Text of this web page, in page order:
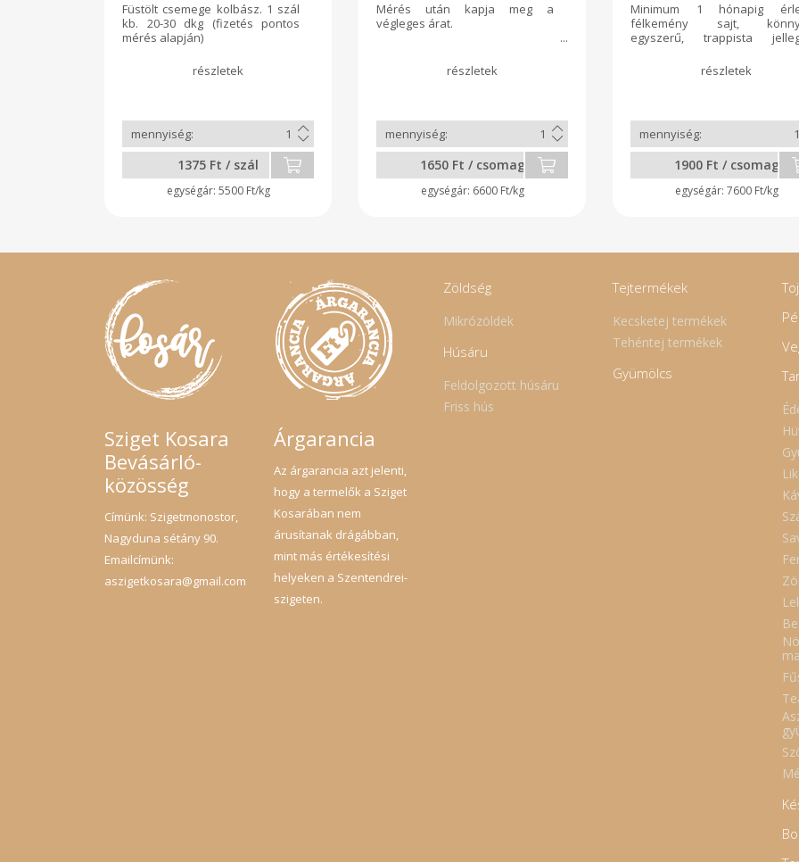
Füstölt csemege kolbász. 1 szál
kb. 20-30 dkg (fizetés pontos
mérés alapján)
1375 Ft / szál
5500 Ft/kg
Mérés után kapja meg a
végleges árat.
1650 Ft / csomag
6600 Ft/kg
Minimum 1 hónapig
félkemény sajt,
egyszerű, trappista
gurigákban készülnek, egész
érési ideje alatt naponta
kapható, vákuum
Eltarthatóságát bontatlanul
napig szavatoljuk.
sajt és túrófesztivál
ezüstérem Mérés után
meg a végleges árat.
1900 Ft / csomag
7600 Ft/kg
Sziget Kosara
Bevásárló-
közösség
Címünk: Szigetmonostor,
Nagyduna sétány 90.
Emailcímünk:
aszigetkosara@gmail.com
Árgarancia
Az árgarancia azt jelenti,
hogy a termelők a Sziget
Kosarában nem
árusítanak drágábban,
mint más értékesítési
helyeken a Szentendrei-
szigeten.
Zöldség
Mikrózöldek
Húsáru
Feldolgozott húsáru
Friss hús
Tejtermékek
Kecsketej termékek
Tehéntej termékek
Gyümölcs